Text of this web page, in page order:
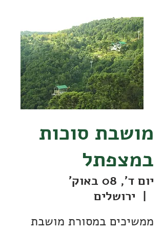
מושבת סוכות
במצפתל
יום ד׳, 08 באוק׳
  |
ירושלים
ממשיכים במסורת מושבת